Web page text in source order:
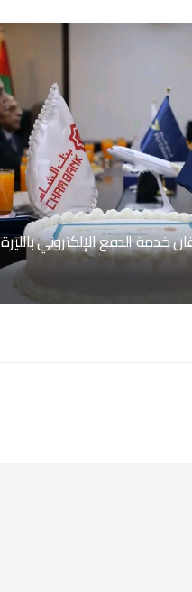
الدفع الإلكتروني بالليرة